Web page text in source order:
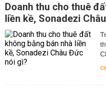
Doanh thu cho thuê
liền kề, Sonadezi